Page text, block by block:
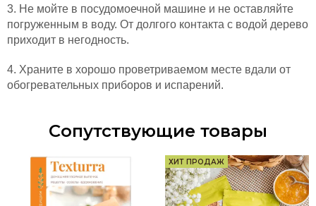
3. Не мойте в посудомоечной машине и не оставляйте
погруженным в воду. От долгого контакта с водой дерево
приходит в негодность.
4. Храните в хорошо проветриваемом месте вдали от
обогревательных приборов и испарений.
Сопутствующие товары
ХИТ ПРОДАЖ